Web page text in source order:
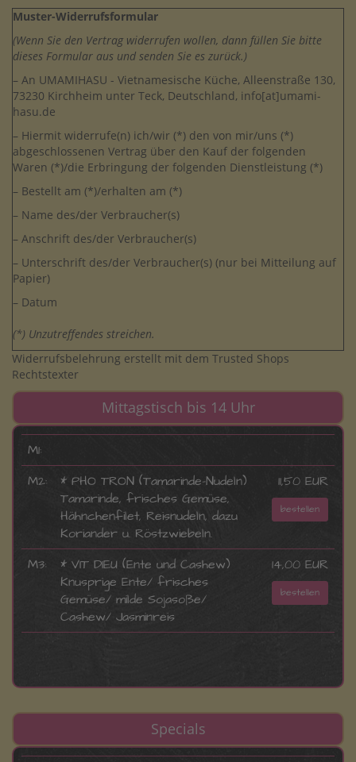
Muster-Widerrufsformular
(Wenn Sie den Vertrag widerrufen wollen, dann füllen Sie bitte
dieses Formular aus und senden Sie es zurück.)
– An UMAMIHASU - Vietnamesische Küche, Alleenstraße 130,
73230 Kirchheim unter Teck, Deutschland, info[at]umami-
hasu.de
– Hiermit widerrufe(n) ich/wir (*) den von mir/uns (*)
abgeschlossenen Vertrag über den Kauf der folgenden
Waren (*)/die Erbringung der folgenden Dienstleistung (*)
– Bestellt am (*)/erhalten am (*)
– Name des/der Verbraucher(s)
– Anschrift des/der Verbraucher(s)
– Unterschrift des/der Verbraucher(s) (nur bei Mitteilung auf
Papier)
– Datum
(*) Unzutreffendes streichen.
Widerrufsbelehrung erstellt mit dem Trusted Shops
Rechtstexter
Mittagstisch bis 14 Uhr
M1:
M2:
* PHO TRON (Tamarinde-Nudeln)
Tamarinde, frisches Gemüse,
Hähnchenfilet, Reisnudeln, dazu
Koriander u. Röstzwiebeln.
11,50 EUR
bestellen
M3:
* VIT DIEU (Ente und Cashew)
Knusprige Ente/ frisches
Gemüse/ milde Sojasoße/
Cashew/ Jasminreis
14,00 EUR
bestellen
Specials